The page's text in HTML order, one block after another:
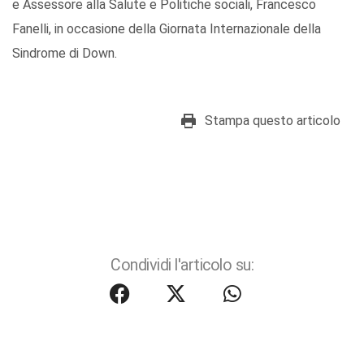
e Assessore alla Salute e Politiche sociali, Francesco
Fanelli, in occasione della Giornata Internazionale della
Sindrome di Down.
Stampa questo articolo
Condividi l'articolo su: